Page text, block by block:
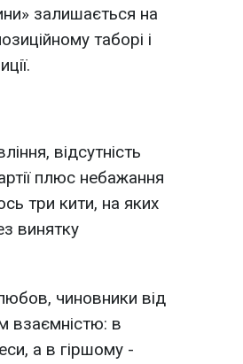
залишається на
таборі і
відсутність
плюс небажання
три кити, на яких
винятку
чиновники від
взаємністю: в
а в гіршому -